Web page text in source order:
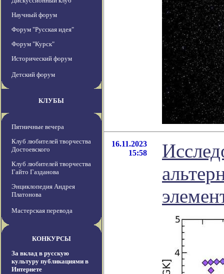
Научный форум
Форум "Русская идея"
Форум "Курск"
Исторический форум
Детский форум
КЛУБЫ
Пятничные вечера
Клуб любителей творчества
Достоевского
Клуб любителей творчества
Гайто Газданова
Энциклопедия Андрея
Платонова
Мастерская перевода
КОНКУРСЫ
За вклад в русскую
культуру публикациями в
Интернете
16.11.2023
15:58